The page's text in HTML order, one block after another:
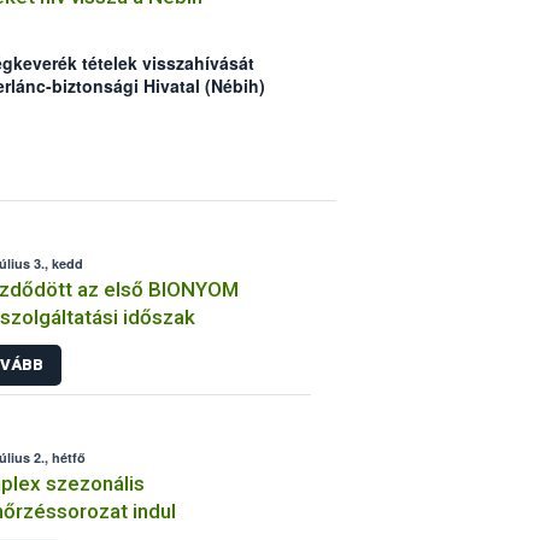
tételek visszahívását
biztonsági Hivatal (Nébih)
vállalkozás a partnereit
termékek forgalomból történő
tájékoztatókat, valamint a
3., kedd
az első BIONYOM
időszak
2., hétfő
szezonális
indul